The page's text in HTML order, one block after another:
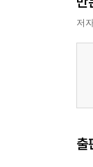
12
02.
저
출